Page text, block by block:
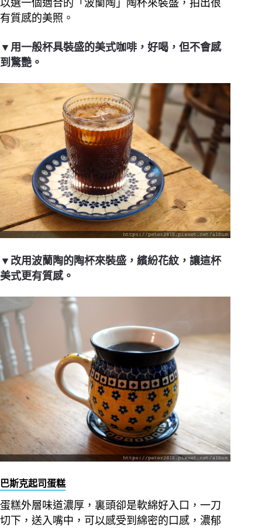
以選一個適合的「波蘭陶」陶杯來裝盛，拍出很
有質感的美照。
▼用一般杯具裝盛的美式咖啡，好喝，但不會感
到驚艷。
▼改用波蘭陶的陶杯來裝盛，繽紛花紋，讓這杯
美式更有質感。
巴斯克起司蛋糕
蛋糕外層味道濃厚，裏頭卻是軟綿好入口，一刀
切下，送入嘴中，可以感受到綿密的口感，濃郁